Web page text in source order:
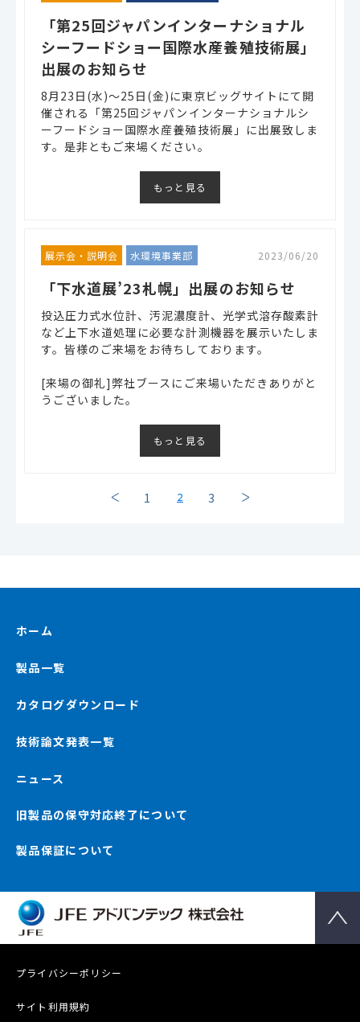
「第25回ジャパンインターナショナル
シーフードショー国際水産養殖技術展」
出展のお知らせ
8月23日(水)～25日(金)に東京ビッグサイトにて開
催される「第25回ジャパンインターナショナルシ
ーフードショー国際水産養殖技術展」に出展致しま
す。是非ともご来場ください。
もっと見る
展示会・説明会 水環境事業部 2023/06/20
「下水道展’23札幌」出展のお知らせ
投込圧力式水位計、汚泥濃度計、光学式溶存酸素計
など上下水道処理に必要な計測機器を展示いたしま
す。皆様のご来場をお待ちしております。
[来場の御礼]弊社ブースにご来場いただきありがと
うございました。
もっと見る
1 2 3
ホーム
製品一覧
カタログダウンロード
技術論文発表一覧
ニュース
旧製品の保守対応終了について
製品保証について
プライバシーポリシー
サイト利用規約